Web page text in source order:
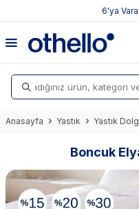
6'ya
Anasayfa Yastık Yastık
Boncuk